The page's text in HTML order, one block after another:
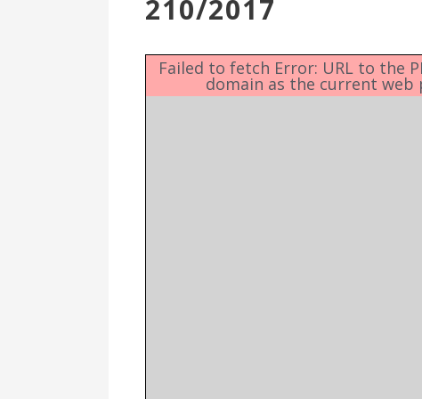
Επιτροπή
Ενότητες
210/2017
Failed to fetch Error: URL to the
domain as the current web